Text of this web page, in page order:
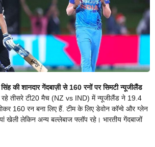
की शानदार गेंदबाज़ी से 160 रनों पर सिमटी न्यूजीलैंड
तीसरे टी20 मैच (NZ vs IND) में न्यूजीलैंड ने 19.4
160 रन बना लिए हैं. टीम के लिए डेवोन कॉन्वे और ग्लेन
खेली लेकिन अन्य बल्लेबाज फ्लॉप रहे। भारतीय गेंदबाजों